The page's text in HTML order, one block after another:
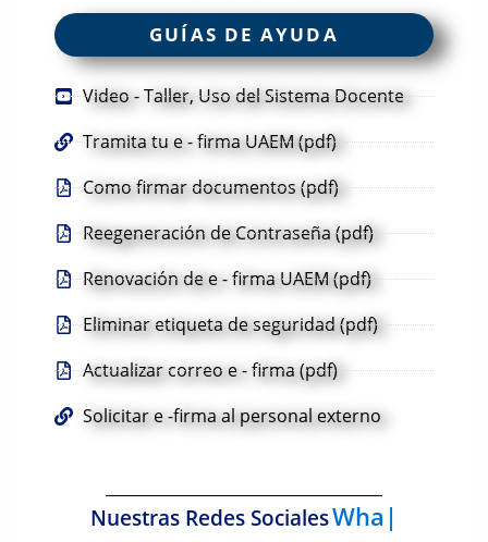
GUÍAS DE AYUDA
Video - Taller, Uso del Sistema Docente
Tramita tu e - firma UAEM (pdf)
Como firmar documentos (pdf)
Reegeneración de Contraseña (pdf)
Renovación de e - firma UAEM (pdf)
Eliminar etiqueta de seguridad (pdf)
Actualizar correo e - firma (pdf)
Solicitar e -firma al personal externo
Nuestras Redes SocialesWhats